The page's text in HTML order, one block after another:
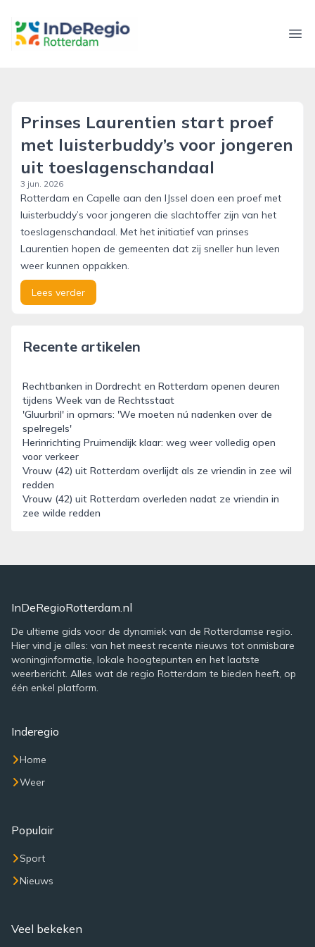
inderegiorotterdam.nl
Prinses Laurentien start proef
met luisterbuddy’s voor jongeren
uit toeslagenschandaal
3 jun. 2026
Rotterdam en Capelle aan den IJssel doen een proef met
luisterbuddy’s voor jongeren die slachtoffer zijn van het
toeslagenschandaal. Met het initiatief van prinses
Laurentien hopen de gemeenten dat zij sneller hun leven
weer kunnen oppakken.
Lees verder
Recente artikelen
Rechtbanken in Dordrecht en Rotterdam openen deuren
tijdens Week van de Rechtsstaat
'Gluurbril' in opmars: 'We moeten nú nadenken over de
spelregels'
Herinrichting Pruimendijk klaar: weg weer volledig open
voor verkeer
Vrouw (42) uit Rotterdam overlijdt als ze vriendin in zee wil
redden
Vrouw (42) uit Rotterdam overleden nadat ze vriendin in
zee wilde redden
InDeRegioRotterdam.nl
De ultieme gids voor de dynamiek van de Rotterdamse regio.
Hier vind je alles: van het meest recente nieuws tot onmisbare
woninginformatie, lokale hoogtepunten en het laatste
weerbericht. Alles wat de regio Rotterdam te bieden heeft, op
één enkel platform.
Inderegio
Home
Weer
Populair
Sport
Nieuws
Veel bekeken